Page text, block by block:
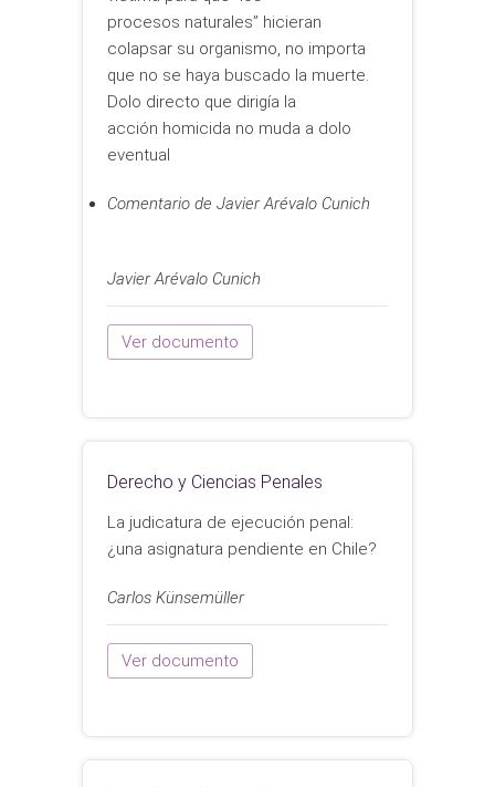
procesos naturales” hicieran
colapsar su organismo, no importa
que no se haya buscado la muerte.
Dolo directo que dirigía la
acción homicida no muda a dolo
eventual
Comentario de Javier Arévalo Cunich
Javier Arévalo Cunich
Ver documento
Derecho y Ciencias Penales
La judicatura de ejecución penal:
¿una asignatura pendiente en Chile?
Carlos Künsemüller
Ver documento